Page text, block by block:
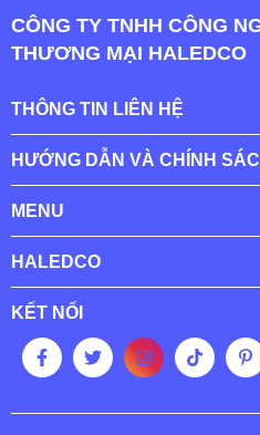
CÔNG TY TNHH CÔNG
THƯƠNG MẠI HALEDCO
THÔNG TIN LIÊN HỆ
HƯỚNG DẪN VÀ CHÍNH
MENU
HALEDCO
KẾT NỐI